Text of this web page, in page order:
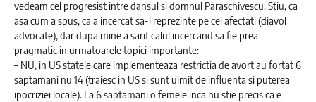
vedeam cel progresist intre dansul si domnul Paraschivescu. Stiu, ca
asa cum a spus, ca a incercat sa-i reprezinte pe cei afectati (diavol
advocate), dar dupa mine a sarit calul incercand sa fie prea
pragmatic in urmatoarele topici importante:
– NU, in US statele care implementeaza restrictia de avort au fortat 6
saptamani nu 14 (traiesc in US si sunt uimit de influenta si puterea
ipocriziei locale). La 6 saptamani o femeie inca nu stie precis ca e